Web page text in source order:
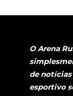
O Arena
de
esportivo